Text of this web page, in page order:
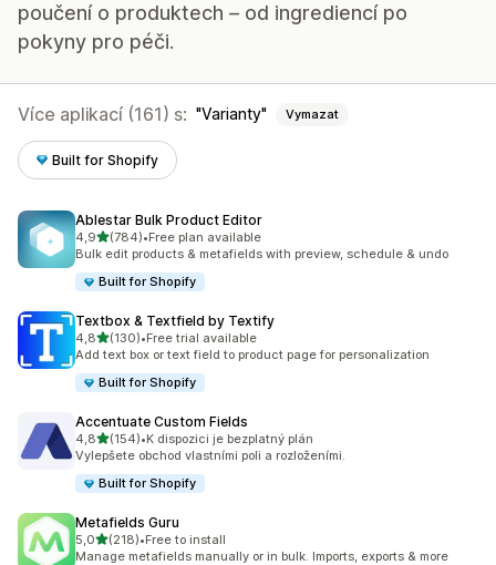
poučení o produktech – od ingrediencí po
pokyny pro péči.
Více aplikací (161) s: Varianty Vymazat
Built for Shopify
Ablestar Bulk Product Editor
4,9z 5 hvězd
(784)
Celkový počet recenzí: 784
•Free plan available
Bulk edit products & metafields with preview, schedule & undo
Built for Shopify
Textbox & Textfield by Textify
4,8z 5 hvězd
(130)
Celkový počet recenzí: 130
•Free trial available
Add text box or text field to product page for personalization
Built for Shopify
Accentuate Custom Fields
4,8z 5 hvězd
(154)
Celkový počet recenzí: 154
•K dispozici je bezplatný plán
Vylepšete obchod vlastními poli a rozloženími.
Built for Shopify
Metafields Guru
5,0z 5 hvězd
(218)
Celkový počet recenzí: 218
•Free to install
Manage metafields manually or in bulk. Imports, exports & more